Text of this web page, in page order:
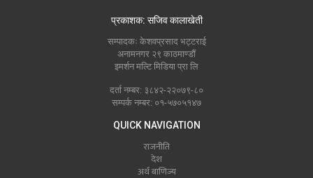
प्रकाशक: सजिव कालाखेती
सम्पादकः केशवप्रसाद भट्टराई
अनामनगर २९ काठमाण्डौं
इमर्शन मल्टि मिडिया प्रा लि
दर्ता नम्बर: ३८४२-२२०७९-८०
सम्पर्क नम्बर: ०१-५७०५१४७
QUICK NAVIGATION
राजनीति
देश
अर्थ बाणिज्य